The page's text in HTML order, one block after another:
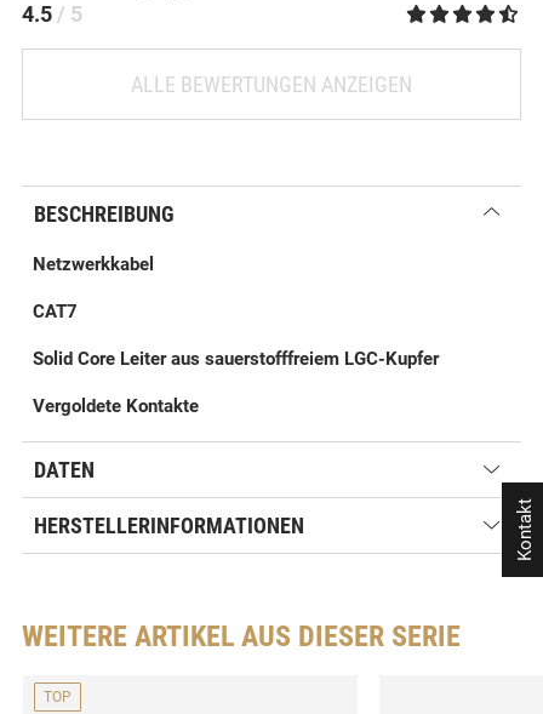
4.5 / 5
ALLE BEWERTUNGEN ANZEIGEN
BESCHREIBUNG
Netzwerkkabel
CAT7
Solid Core Leiter aus sauerstofffreiem LGC-Kupfer
Vergoldete Kontakte
DATEN
HERSTELLERINFORMATIONEN
WEITERE ARTIKEL AUS DIESER SERIE
TOP
Kontakt